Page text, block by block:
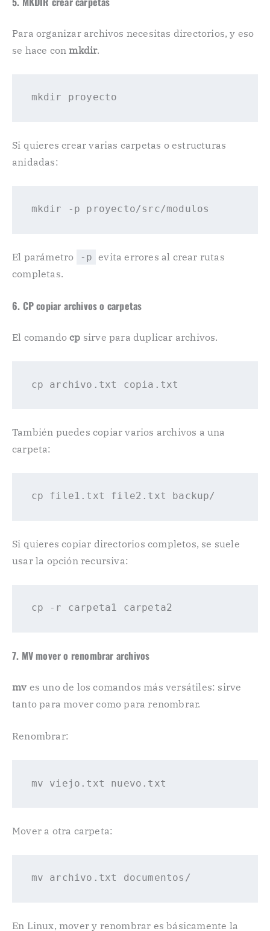
Para organizar archivos necesitas directorios, y eso
se hace conmkdir.
mkdir
Si quieres crear varias carpetas o estructuras
anidadas:
mkdir - p
El parámetro -p evita errores al crear rutas
completas.
6. CP copiar archivos o carpetas
El comandocp sirve para duplicar archivos.
cp archivo .txt copia .txt
También puedes copiar varios archivos a una
carpeta:
cp file1 .txt file2 .txt
Si quieres copiar directorios completos, se suele
usar la opción recursiva:
cp
7. MV mover o renombrar archivos
mv es uno de los comandos más versátiles: sirve
tanto para mover como para renombrar.
Renombrar:
mv viejo .txt nuevo .txt
Mover a otra carpeta:
mv archivo .txt
En Linux, mover y renombrar es básicamente la